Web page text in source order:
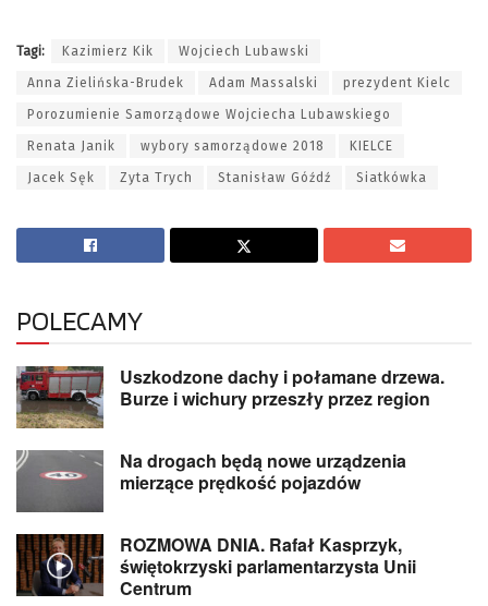
Tagi: Kazimierz Kik Wojciech Lubawski
Anna Zielińska-Brudek Adam Massalski prezydent Kielc
Porozumienie Samorządowe Wojciecha Lubawskiego
Renata Janik wybory samorządowe 2018 KIELCE
Jacek Sęk Zyta Trych Stanisław Góźdź Siatkówka
POLECAMY
Uszkodzone dachy i połamane drzewa.
Burze i wichury przeszły przez region
Na drogach będą nowe urządzenia
mierzące prędkość pojazdów
ROZMOWA DNIA. Rafał Kasprzyk,
świętokrzyski parlamentarzysta Unii
Centrum